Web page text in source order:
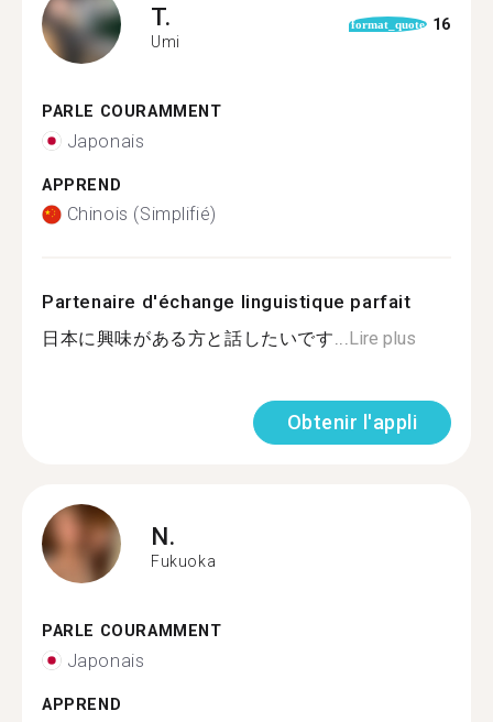
T.
Umi
format_quote 16
PARLE COURAMMENT
Japonais
APPREND
Chinois (Simplifié)
Partenaire d'échange linguistique parfait
日本に興味がある方と話したいです...Lire plus
Obtenir l'appli
N.
Fukuoka
PARLE COURAMMENT
Japonais
APPREND